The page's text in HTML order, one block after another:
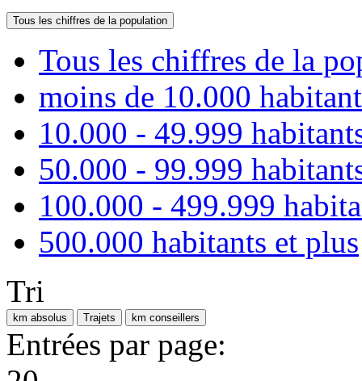
Tous les chiffres de la population
Tous les chiffres de la
moins de 10.000
10.000 - 49.999
50.000 - 99.999
100.000 - 499.999
500.000 habitants et plus
Tri
km absolus Trajets km conseillers
Entrées par page: